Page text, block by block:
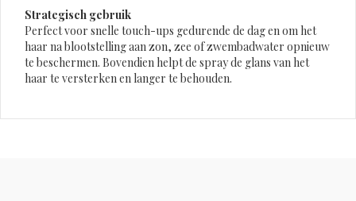
Strategisch gebruik
Perfect voor snelle touch-ups gedurende de dag en om het
haar na blootstelling aan zon, zee of zwembadwater opnieuw
te beschermen. Bovendien helpt de spray de glans van het
haar te versterken en langer te behouden.